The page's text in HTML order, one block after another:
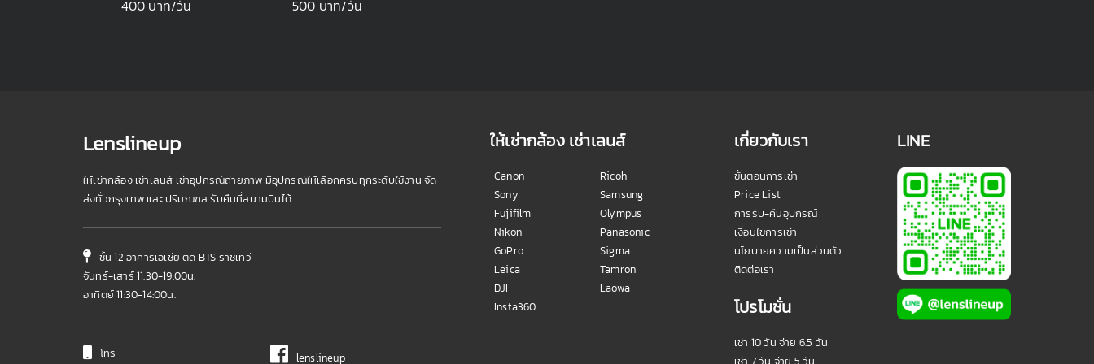
400 บาท/วัน 500 บาท/วัน
Lenslineup
ให้เช่ากล้อง เช่าเลนส์ เช่าอุปกรณ์ถ่ายภาพ มีอุปกรณ์ให้เลือกครบทุกระดับใช้งาน จัด
ส่งทั่วกรุงเทพ และ ปริมณฑล รับคืนที่สนามบินได้
ชั้น 12 อาคารเอเชีย ติด BTS ราชเทวี
จันทร์-เสาร์ 11.30-19.00น.
อาทิตย์ 11:30-14:00น.
โทร
lenslineup
ให้เช่ากล้อง เช่าเลนส์
Canon
Sony
Fujifilm
Nikon
GoPro
Leica
DJI
Insta360
Ricoh
Samsung
Olympus
Panasonic
Sigma
Tamron
Laowa
เกี่ยวกับเรา
ขั้นตอนการเช่า
Price List
การรับ-คืนอุปกรณ์
เงื่อนไขการเช่า
นโยบายความเป็นส่วนตัว
ติดต่อเรา
โปรโมชั่น
เช่า 10 วัน จ่าย 6.5 วัน
LINE